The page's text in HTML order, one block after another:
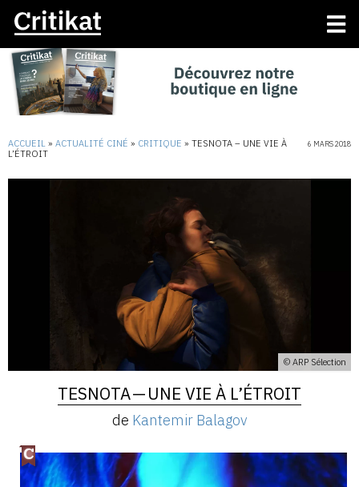
ACCUEIL » ACTUALITÉ CINÉ » CRITIQUE » TESNOTA – UNE VIE À
L’ÉTROIT
6 MARS 2018
© ARP Sélection
TESNOTA — UNE VIE À L’ÉTROIT
de Kantemir Balagov